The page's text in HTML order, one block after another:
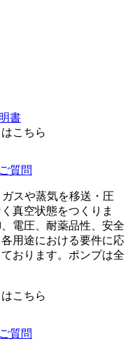
書
こちら
質問
スや蒸気を移送・圧
真空状態をつくりま
電圧、耐薬品性、安全
用途における要件に応
おります。ポンプは全
こちら
質問